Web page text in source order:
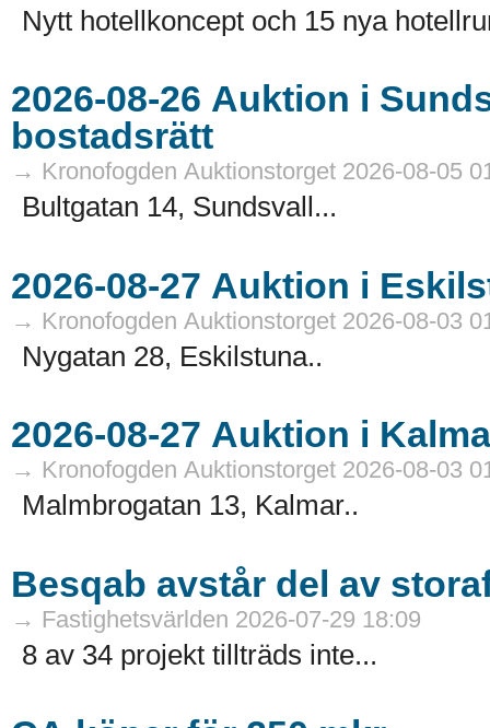
Nytt hotellkoncept och 15 nya
2026-08-26 Auktion i Sundsvall - Fastigheter och
bostadsrätt
→ Kronofogden Auktionstorget 2026-08-05
Bultgatan 14, Sundsvall...
→ Kronofogden Auktionstorget 2026-08-03
Nygatan 28, Eskilstuna..
→ Kronofogden Auktionstorget 2026-08-03
Malmbrogatan 13, Kalmar..
Besqab avstår del av
→ Fastighetsvärlden 2026-07-29 18:09
8 av 34 projekt tillträds inte...